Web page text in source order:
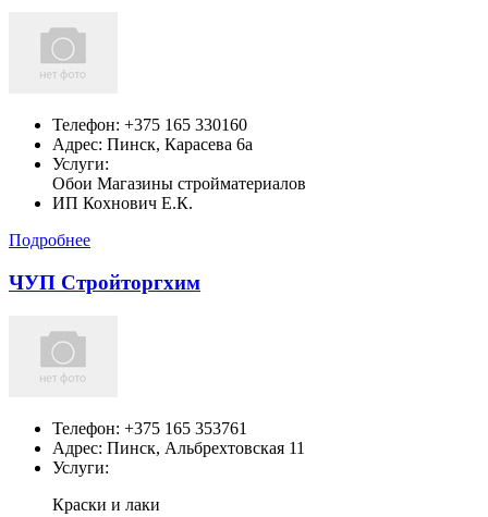
Телефон: +375 165 330160
Адрес: Пинск, Карасева 6а
Услуги:
Обои Магазины стройматериалов
ИП Кохнович Е.К.
Подробнее
ЧУП Стройторгхим
Телефон: +375 165 353761
Адрес: Пинск, Альбрехтовская 11
Услуги:
Краски и лаки